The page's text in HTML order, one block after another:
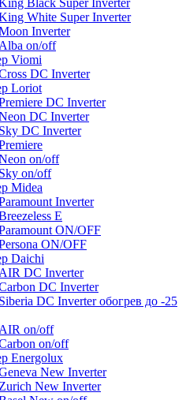
Black Super Inverter
White Super Inverter
Inverter
on/off
Viomi
DC Inverter
Loriot
DC Inverter
DC Inverter
DC Inverter
on/off
on/off
Midea
Inverter
E
ON/OFF
ON/OFF
Daichi
DC Inverter
DC Inverter
DC Inverter обогрев до -25
on/off
on/off
Energolux
New Inverter
New Inverter